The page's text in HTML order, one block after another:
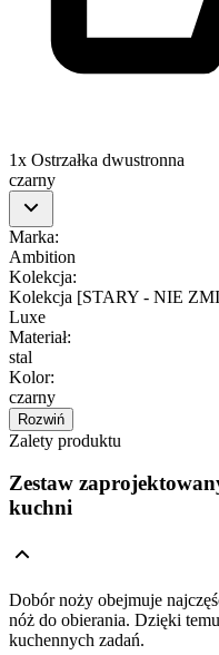
1x Ostrzałka dwustronna
czarny
Marka:
Ambition
Kolekcja:
Kolekcja [STARY - NIE
Luxe
Materiał:
stal
Kolor:
czarny
Rozwiń
Zalety produktu
Zestaw
kuchni
Dobór noży obejmuje
nóż do obierania. Dzięki
kuchennych zadań.